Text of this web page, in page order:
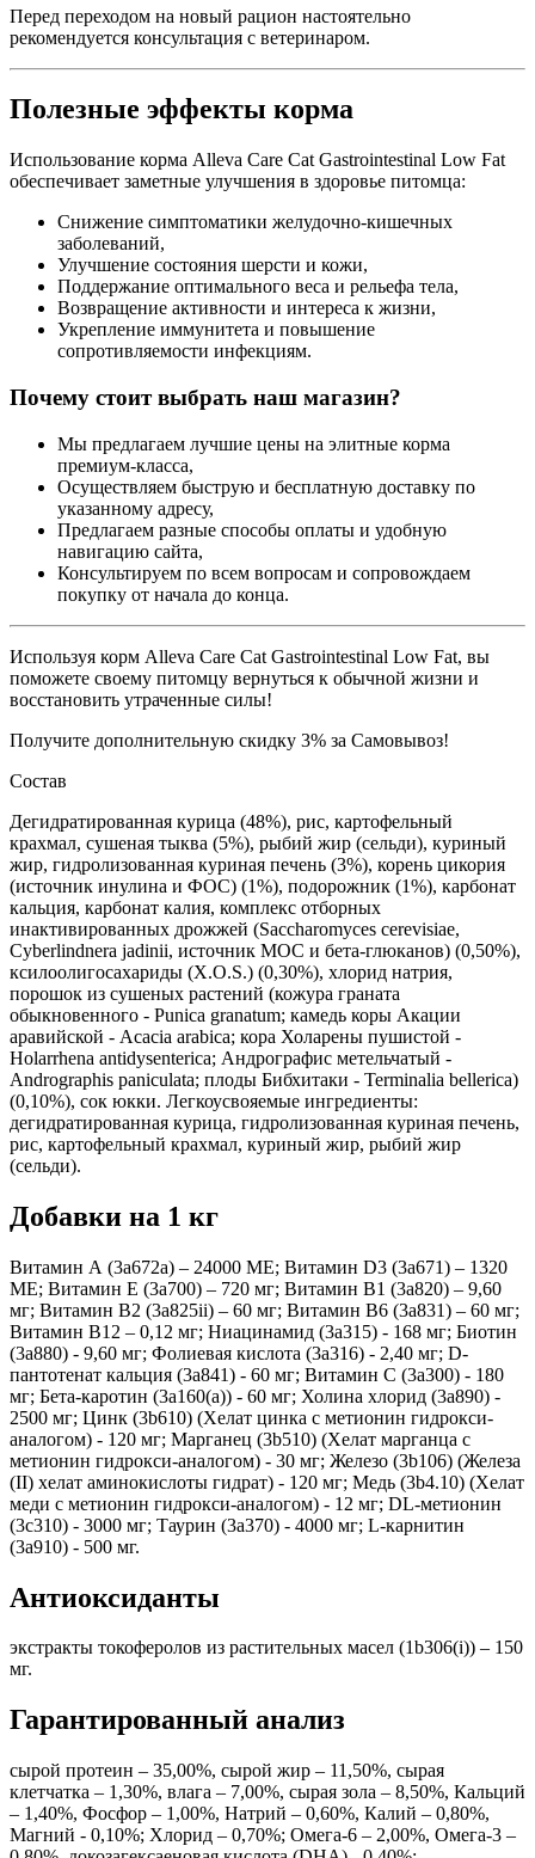
Перед переходом на новый рацион настоятельно
рекомендуется консультация с ветеринаром.
Полезные эффекты корма
Использование корма Alleva Care Cat Gastrointestinal Low Fat
обеспечивает заметные улучшения в здоровье питомца:
Снижение симптоматики желудочно-кишечных
заболеваний,
Улучшение состояния шерсти и кожи,
Поддержание оптимального веса и рельефа тела,
Возвращение активности и интереса к жизни,
Укрепление иммунитета и повышение
сопротивляемости инфекциям.
Почему стоит выбрать наш магазин?
Мы предлагаем лучшие цены на элитные корма
премиум-класса,
Осуществляем быструю и бесплатную доставку по
указанному адресу,
Предлагаем разные способы оплаты и удобную
навигацию сайта,
Консультируем по всем вопросам и сопровождаем
покупку от начала до конца.
Используя корм Alleva Care Cat Gastrointestinal Low Fat, вы
поможете своему питомцу вернуться к обычной жизни и
восстановить утраченные силы!
Получите дополнительную скидку 3% за Самовывоз!
Состав
Дегидратированная курица (48%), рис, картофельный
крахмал, сушеная тыква (5%), рыбий жир (сельди), куриный
жир, гидролизованная куриная печень (3%), корень цикория
(источник инулина и ФОС) (1%), подорожник (1%), карбонат
кальция, карбонат калия, комплекс отборных
инактивированных дрожжей (Saccharomyces cerevisiae,
Cyberlindnera jadinii, источник МОС и бета-глюканов) (0,50%),
ксилоолигосахариды (X.O.S.) (0,30%), хлорид натрия,
порошок из сушеных растений (кожура граната
обыкновенного - Punica granatum; камедь коры Акации
аравийской - Acacia arabica; кора Холарены пушистой -
Holarrhena antidysenterica; Андрографис метельчатый -
Andrographis paniculata; плоды Бибхитаки - Terminalia bellerica)
(0,10%), сок юкки. Легкоусвояемые ингредиенты:
дегидратированная курица, гидролизованная куриная печень,
рис, картофельный крахмал, куриный жир, рыбий жир
(сельди).
Добавки на 1 кг
Витамин А (3a672a) – 24000 МЕ; Витамин D3 (3a671) – 1320
МЕ; Витамин Е (3а700) – 720 мг; Витамин B1 (3a820) – 9,60
мг; Витамин B2 (3a825ii) – 60 мг; Витамин B6 (3a831) – 60 мг;
Витамин B12 – 0,12 мг; Ниацинамид (3а315) - 168 мг; Биотин
(3a880) - 9,60 мг; Фолиевая кислота (3a316) - 2,40 мг; D-
пантотенат кальция (3a841) - 60 мг; Витамин С (3a300) - 180
мг; Бета-каротин (3a160(a)) - 60 мг; Холина хлорид (3a890) -
2500 мг; Цинк (3b610) (Хелат цинка с метионин гидрокси-
аналогом) - 120 мг; Марганец (3b510) (Хелат марганца с
метионин гидрокси-аналогом) - 30 мг; Железо (3b106) (Железа
(II) хелат аминокислоты гидрат) - 120 мг; Медь (3b4.10) (Хелат
меди с метионин гидрокси-аналогом) - 12 мг; DL-метионин
(3c310) - 3000 мг; Таурин (3a370) - 4000 мг; L-карнитин
(3a910) - 500 мг.
Антиоксиданты
экстракты токоферолов из растительных масел (1b306(i)) – 150
мг.
Гарантированный анализ
сырой протеин – 35,00%, сырой жир – 11,50%, сырая
клетчатка – 1,30%, влага – 7,00%, сырая зола – 8,50%, Кальций
– 1,40%, Фосфор – 1,00%, Натрий – 0,60%, Калий – 0,80%,
Магний - 0,10%; Хлорид – 0,70%; Омега-6 – 2,00%, Омега-3 –